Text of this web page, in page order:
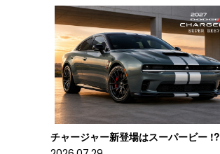
チャージャー新登場はスーパービー !?